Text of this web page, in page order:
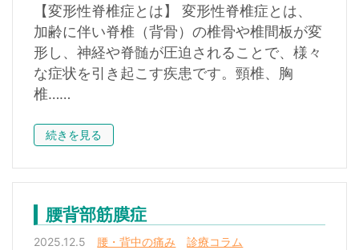
【変形性脊椎症とは】 変形性脊椎症とは、
加齢に伴い脊椎（背骨）の椎骨や椎間板が変
形し、神経や脊髄が圧迫されることで、様々
な症状を引き起こす疾患です。頸椎、胸
椎……
続きを見る
腰背部筋膜症
2025.12.5 腰・背中の痛み 診療コラム